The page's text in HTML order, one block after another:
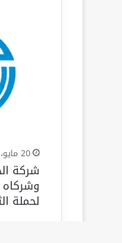
20 مايو، 2026
شركة
لحملة